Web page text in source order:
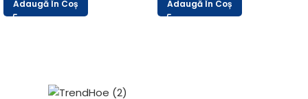
Adaugă În Coș Adaugă În Coș